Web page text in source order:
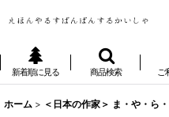
新着順に見る 商品検索 ご
ホーム > ＜日本の作家＞ ま・や・ら